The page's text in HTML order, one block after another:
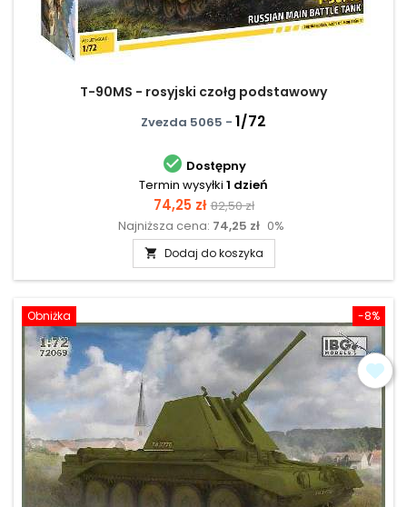
T-90MS - rosyjski czołg podstawowy
Zvezda 5065 - 1/72
 Dostępny
Termin wysyłki 1 dzień
Cena
74,25 zł Cena
podstawowa
82,50 zł
Najniższa cena: 74,25 zł 0%
 Dodaj do koszyka
-8%
Obniżka